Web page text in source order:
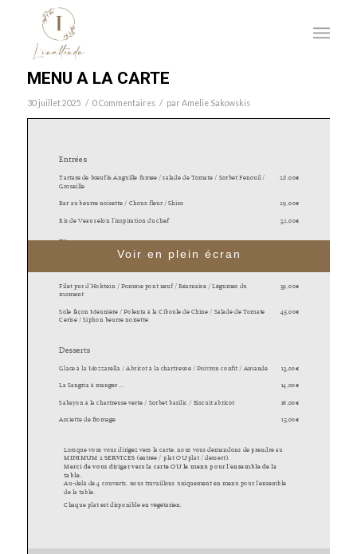
MENU A LA CARTE
30 juillet 2025 / 0 Commentaires / par Amelie Sakowskis
Voir en plein écran